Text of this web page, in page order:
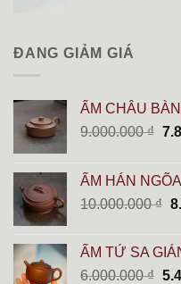
ĐANG GIẢM GIÁ
ẤM CHÂU
9.000.000₫
ẤM HÁN
10.000.000₫
là:
ẤM TỬ SA
6.000.000₫